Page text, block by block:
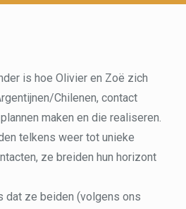
is hoe Olivier en Zoë zich
Chilenen, contact
maken en die realiseren.
telkens weer tot unieke
ze breiden hun horizont
dat ze beiden (volgens ons